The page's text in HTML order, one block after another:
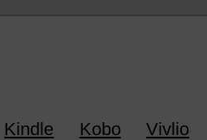
Kindle Kobo Vivlio